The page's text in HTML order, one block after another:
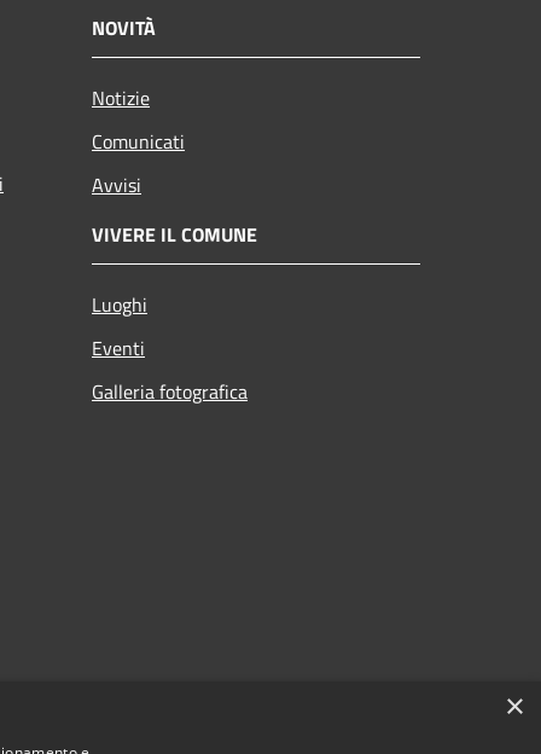
NOVITÀ
Notizie
Comunicati
Avvisi
VIVERE IL COMUNE
Luoghi
Eventi
Galleria fotografica
×